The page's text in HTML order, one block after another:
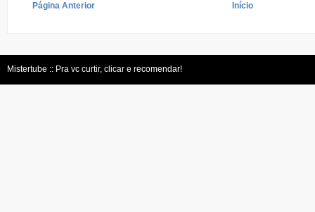
Página Anterior Início
Mistertube :: Pra vc curtir, clicar e recomendar!